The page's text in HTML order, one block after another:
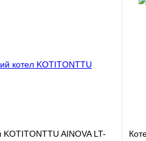
KOTITONTTU AINOVA LT-